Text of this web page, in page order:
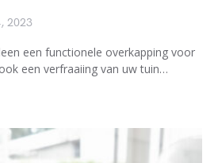
2023
een functionele overkapping voor
een verfraaiing van uw tuin…